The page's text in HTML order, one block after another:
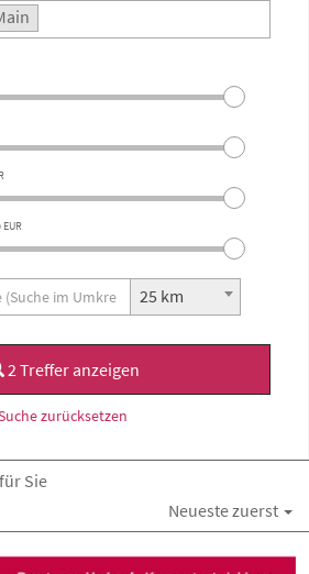
25 km
2 Treffer anzeigen
zurücksetzen
Sie
Neueste zuerst